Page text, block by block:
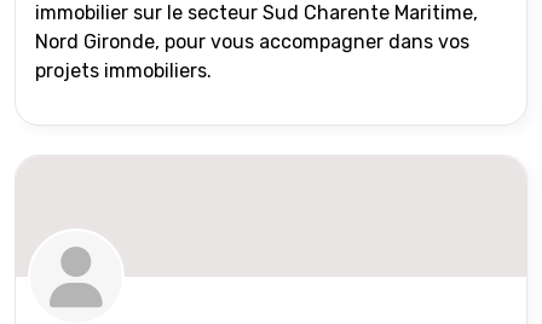
immobilier sur le secteur Sud Charente Maritime,
Nord Gironde, pour vous accompagner dans vos
projets immobiliers.